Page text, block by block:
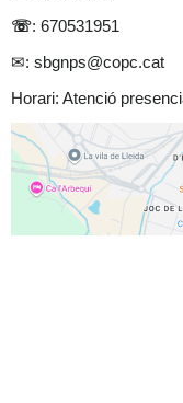
☏: 670531951
✉︎: sbgnps@copc.cat
Horari: Atenció